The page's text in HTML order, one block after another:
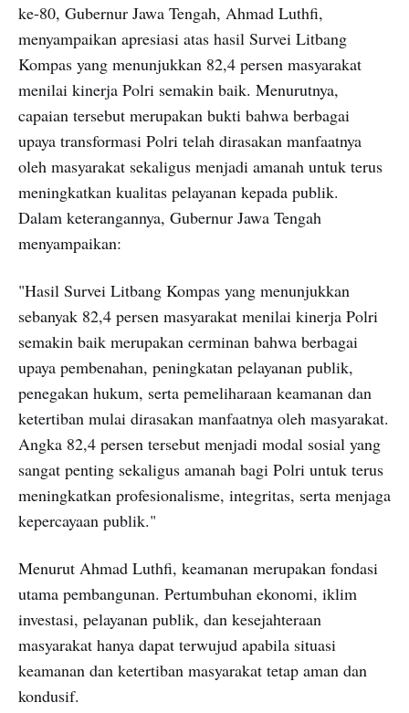
ke-80, Gubernur Jawa Tengah, Ahmad Luthfi,
menyampaikan apresiasi atas hasil Survei Litbang
Kompas yang menunjukkan 82,4 persen masyarakat
menilai kinerja Polri semakin baik. Menurutnya,
capaian tersebut merupakan bukti bahwa berbagai
upaya transformasi Polri telah dirasakan manfaatnya
oleh masyarakat sekaligus menjadi amanah untuk terus
meningkatkan kualitas pelayanan kepada publik.
Dalam keterangannya, Gubernur Jawa Tengah
menyampaikan:
"Hasil Survei Litbang Kompas yang menunjukkan
sebanyak 82,4 persen masyarakat menilai kinerja Polri
semakin baik merupakan cerminan bahwa berbagai
upaya pembenahan, peningkatan pelayanan publik,
penegakan hukum, serta pemeliharaan keamanan dan
ketertiban mulai dirasakan manfaatnya oleh masyarakat.
Angka 82,4 persen tersebut menjadi modal sosial yang
sangat penting sekaligus amanah bagi Polri untuk terus
meningkatkan profesionalisme, integritas, serta menjaga
kepercayaan publik."
Menurut Ahmad Luthfi, keamanan merupakan fondasi
utama pembangunan. Pertumbuhan ekonomi, iklim
investasi, pelayanan publik, dan kesejahteraan
masyarakat hanya dapat terwujud apabila situasi
keamanan dan ketertiban masyarakat tetap aman dan
kondusif.